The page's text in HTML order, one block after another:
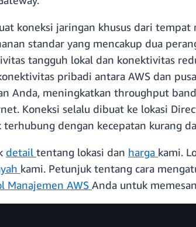
koneksi jaringan khusus dari tempat
standar yang mencakup dua
tangguh lokal dan konektivitas
pribadi antara AWS dan
Anda, meningkatkan throughput
Koneksi selalu dibuat ke lokasi
dengan kecepatan kurang
detail tentang lokasi dan harga kami.
kami. Petunjuk tentang cara
Manajemen AWS Anda untuk